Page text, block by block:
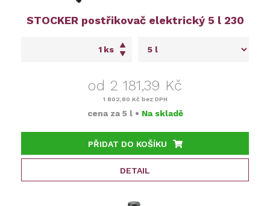
STOCKER postřikovač elektrický 5 l 230
ks
od 2 181,39 Kč
1 802,80 Kč bez DPH
cena za 5 l • Na skladě
PŘIDAT DO KOŠÍKU
DETAIL